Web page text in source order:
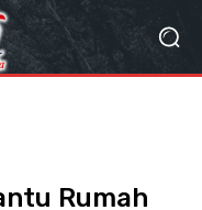
Rumah